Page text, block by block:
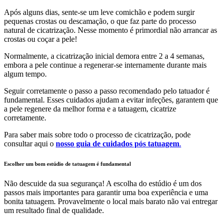
Após alguns dias, sente-se um leve comichão e podem surgir
pequenas crostas ou descamação, o que faz parte do processo
natural de cicatrização. Nesse momento é primordial não arrancar as
crostas ou coçar a pele!
Normalmente, a cicatrização inicial demora entre 2 a 4 semanas,
embora a pele continue a regenerar-se internamente durante mais
algum tempo.
Seguir corretamente o passo a passo recomendado pelo tatuador é
fundamental. Esses cuidados ajudam a evitar infeções, garantem que
a pele regenere da melhor forma e a tatuagem, cicatrize
corretamente.
Para saber mais sobre todo o processo de cicatrização, pode
consultar aqui o nosso guia de cuidados pós tatuagem.
Escolher um bom estúdio de tatuagem é fundamental
Não descuide da sua segurança! A escolha do estúdio é um dos
passos mais importantes para garantir uma boa experiência e uma
bonita tatuagem. Provavelmente o local mais barato não vai entregar
um resultado final de qualidade.